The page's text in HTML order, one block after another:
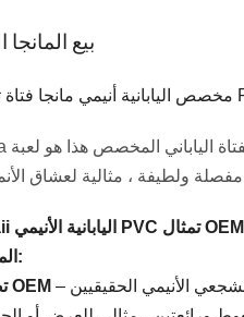
بيع
ولطيفة ، مثالية لعشاق
الميزات الرئيسية:
تصميم مخصص OEM